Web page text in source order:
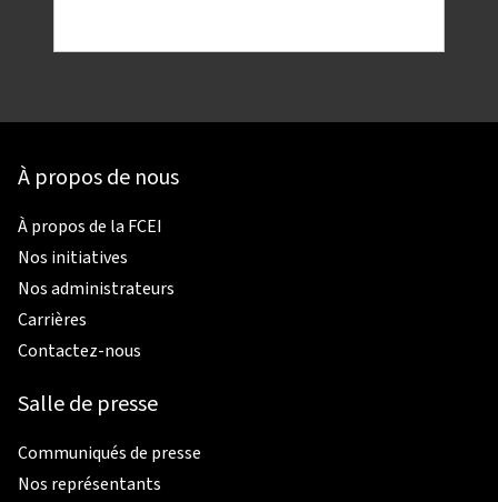
À propos de nous
À propos de la FCEI
Nos initiatives
Nos administrateurs
Carrières
Contactez-nous
Salle de presse
Communiqués de presse
Nos représentants